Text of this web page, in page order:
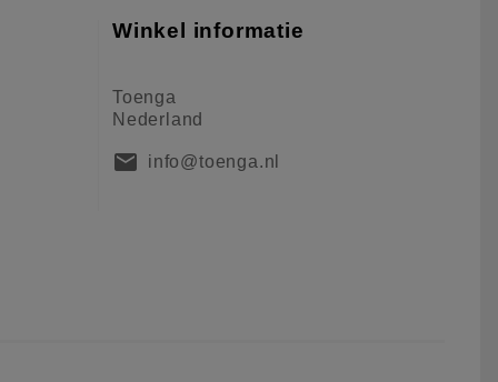
Winkel informatie
Toenga
Nederland
mail info@toenga.nl